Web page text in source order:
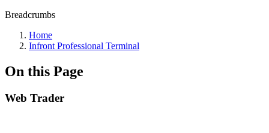
Breadcrumbs
Home
Infront Professional Terminal
On this Page
Web Trader